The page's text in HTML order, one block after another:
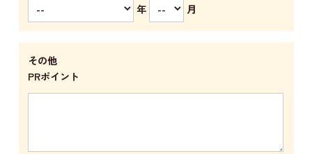
年 月
その他
PRポイント